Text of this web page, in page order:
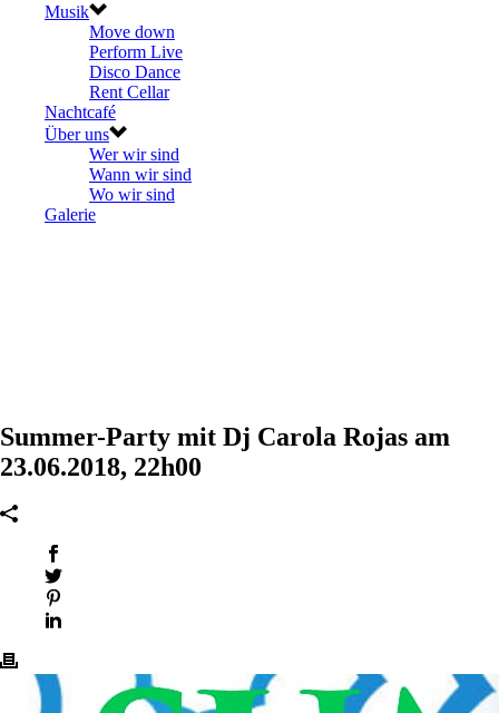
Musik
Move down
Perform Live
Disco Dance
Rent Cellar
Nachtcafé
Über uns
Wer wir sind
Wann wir sind
Wo wir sind
Galerie
Summer-Party mit Dj Carola Rojas am
23.06.2018, 22h00